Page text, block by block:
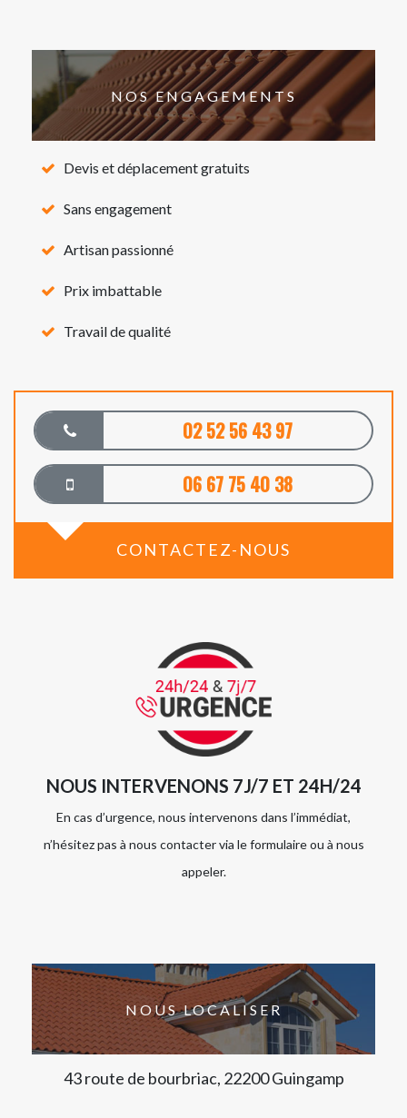
NOS ENGAGEMENTS
Devis et déplacement gratuits
Sans engagement
Artisan passionné
Prix imbattable
Travail de qualité
02 52 56 43 97
06 67 75 40 38
CONTACTEZ-NOUS
NOUS INTERVENONS 7J/7 ET 24H/24
En cas d’urgence, nous intervenons dans l’immédiat,
n’hésitez pas à nous contacter via le formulaire ou à nous
appeler.
NOUS LOCALISER
43 route de bourbriac, 22200 Guingamp